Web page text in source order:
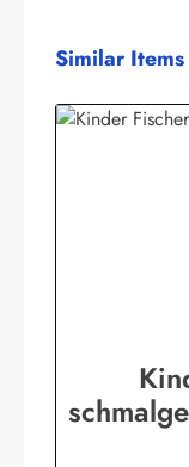
Produktgalerie
Similar Items